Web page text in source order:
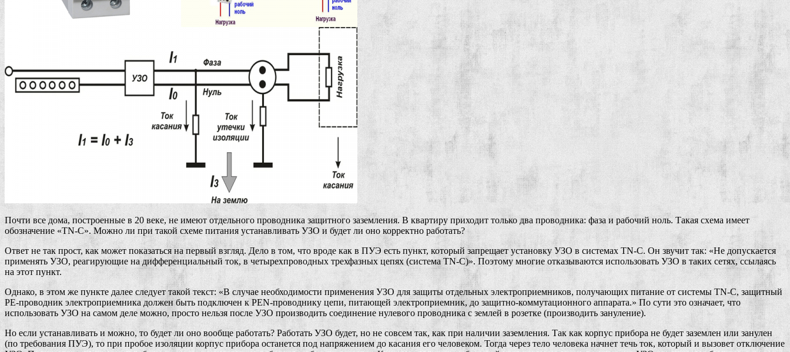
Почти все дома, построенные в 20 веке, не имеют отдельного проводника защитного заземления. В квартиру приходит только два проводника: фаза и рабочий ноль. Такая схема имеет
обозначение «TN-C». Можно ли при такой схеме питания устанавливать УЗО и будет ли оно корректно работать?
Ответ не так прост, как может показаться на первый взгляд. Дело в том, что вроде как в ПУЭ есть пункт, который запрещает установку УЗО в системах TN-C. Он звучит так: «Не допускается
применять УЗО, реагирующие на дифференциальный ток, в четырехпроводных трехфазных цепях (система TN-C)». Поэтому многие отказываются использовать УЗО в таких сетях, ссылаясь
на этот пункт.
Однако, в этом же пункте далее следует такой текст: «В случае необходимости применения УЗО для защиты отдельных электроприемников, получающих питание от системы TN-C, защитный
PE-проводник электроприемника должен быть подключен к PEN-проводнику цепи, питающей электроприемник, до защитно-коммутационного аппарата.» По сути это означает, что
использовать УЗО на самом деле можно, просто нельзя после УЗО производить соединение нулевого проводника с землей в розетке (производить зануление).
Но если устанавливать и можно, то будет ли оно вообще работать? Работать УЗО будет, но не совсем так, как при наличии заземления. Так как корпус прибора не будет заземлен или занулен
(по требования ПУЭ), то при пробое изоляции корпус прибора останется под напряжением до касания его человеком. Тогда через тело человека начнет течь ток, который и вызовет отключение